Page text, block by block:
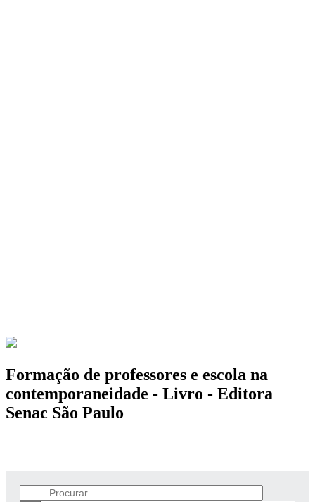
Formação de professores e escola na
contemporaneidade - Livro - Editora
Senac São Paulo